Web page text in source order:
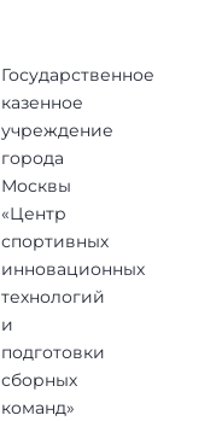
Государственное
казенное
учреждение
города
Москвы
«Центр
спортивных
инновационных
технологий
и
подготовки
сборных
команд»